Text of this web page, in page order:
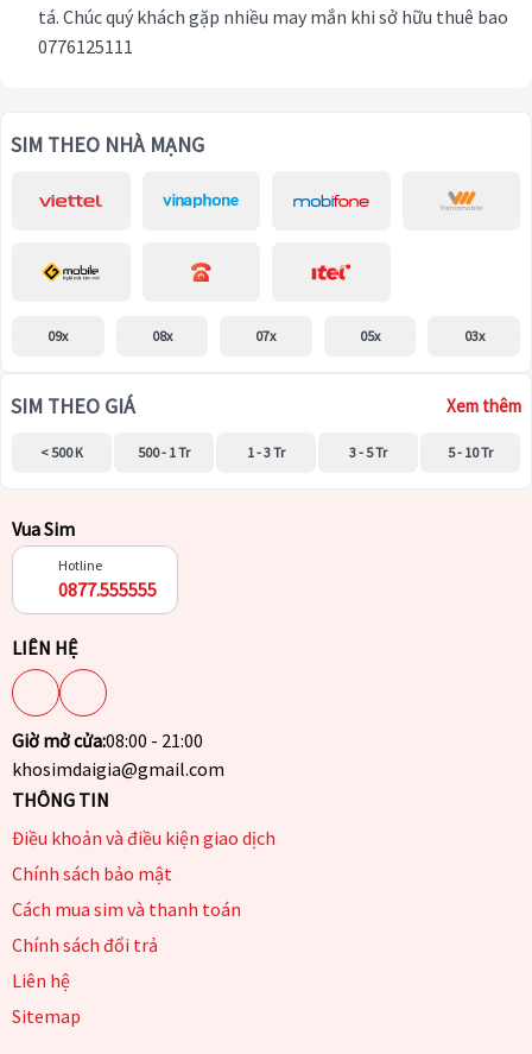
tá. Chúc quý khách gặp nhiều may mắn khi sở hữu thuê bao
0776125111
SIM THEO NHÀ MẠNG
09x 08x 07x 05x 03x
SIM THEO GIÁ Xem thêm
< 500 K 500 - 1 Tr 1 - 3 Tr 3 - 5 Tr 5 - 10 Tr
Vua Sim
Hotline
0877.555555
LIÊN HỆ
Giờ mở cửa:08:00 - 21:00
khosimdaigia@gmail.com
THÔNG TIN
Điều khoản và điều kiện giao dịch
Chính sách bảo mật
Cách mua sim và thanh toán
Chính sách đổi trả
Liên hệ
Sitemap